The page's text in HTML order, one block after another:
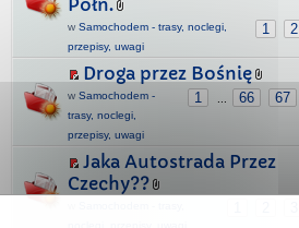
Półn.
1 2
w Samochodem - trasy, noclegi,
przepisy, uwagi
Droga przez Bośnię
1 66 67
w Samochodem -
trasy, noclegi,
przepisy, uwagi
Jaka Autostrada Przez
Czechy??